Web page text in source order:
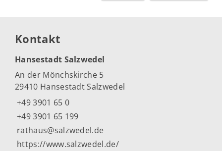
Kontakt
Hansestadt Salzwedel
An der Mönchskirche 5
29410 Hansestadt Salzwedel
+49 3901 65 0
+49 3901 65 199
rathaus@salzwedel.de
https://www.salzwedel.de/